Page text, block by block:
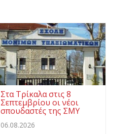
Στα Τρίκαλα στις 8
Σεπτεμβρίου οι νέοι
σπουδαστές της ΣΜΥ
06.08.2026